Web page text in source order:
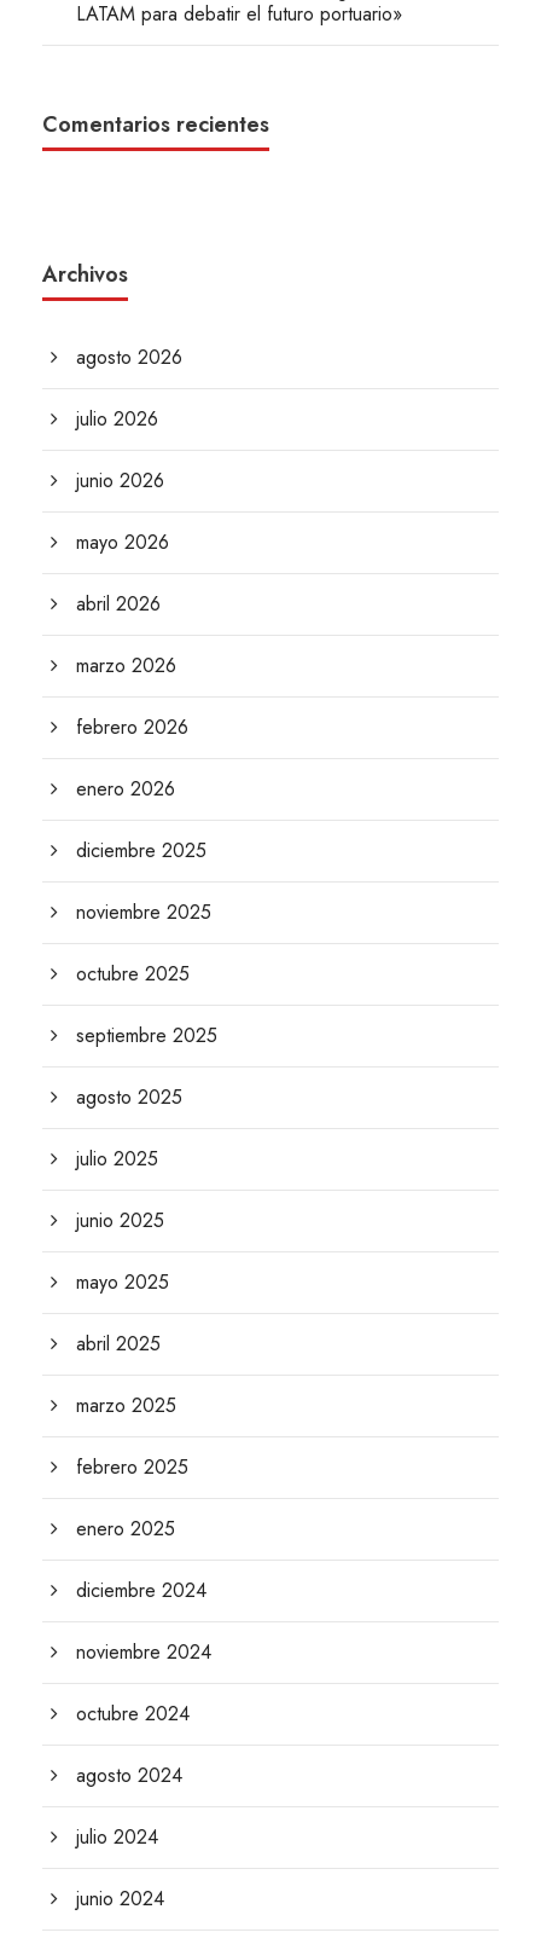
LATAM para debatir el futuro portuario»
Comentarios recientes
Archivos
agosto 2026
julio 2026
junio 2026
mayo 2026
abril 2026
marzo 2026
febrero 2026
enero 2026
diciembre 2025
noviembre 2025
octubre 2025
septiembre 2025
agosto 2025
julio 2025
junio 2025
mayo 2025
abril 2025
marzo 2025
febrero 2025
enero 2025
diciembre 2024
noviembre 2024
octubre 2024
agosto 2024
julio 2024
junio 2024